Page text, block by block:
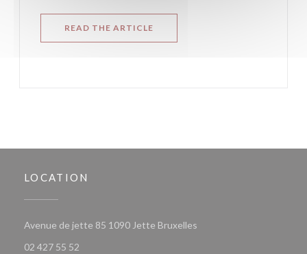
READ THE ARTICLE((OPENS IN A NEW WINDOW))
LOCATION
Avenue de jette 85 1090 Jette Bruxelles
02 427 55 52